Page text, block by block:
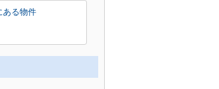
ある物件